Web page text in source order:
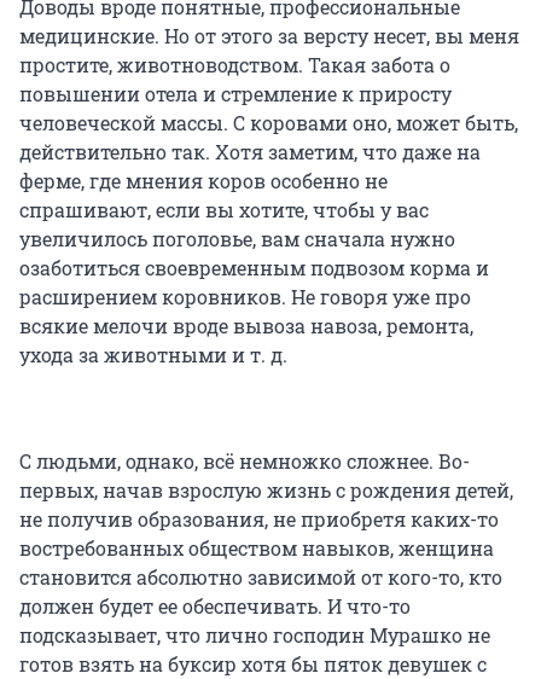
Доводы вроде понятные, профессиональные
медицинские. Но от этого за версту несет, вы меня
простите, животноводством. Такая забота о
повышении отела и стремление к приросту
человеческой массы. С коровами оно, может быть,
действительно так. Хотя заметим, что даже на
ферме, где мнения коров особенно не
спрашивают, если вы хотите, чтобы у вас
увеличилось поголовье, вам сначала нужно
озаботиться своевременным подвозом корма и
расширением коровников. Не говоря уже про
всякие мелочи вроде вывоза навоза, ремонта,
ухода за животными и т. д.
С людьми, однако, всё немножко сложнее. Во-
первых, начав взрослую жизнь с рождения детей,
не получив образования, не приобретя каких-то
востребованных обществом навыков, женщина
становится абсолютно зависимой от кого-то, кто
должен будет ее обеспечивать. И что-то
подсказывает, что лично господин Мурашко не
готов взять на буксир хотя бы пяток девушек с